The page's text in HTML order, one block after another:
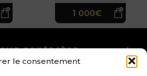
le consentement
1 000€
Domaine
contacter